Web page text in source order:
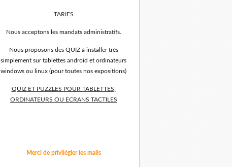
TARIFS
Nous acceptons les mandats administratifs.
Nous proposons des QUIZ à installer très
simplement sur tablettes android et ordinateurs
windows ou linux (pour toutes nos expositions)
QUIZ ET PUZZLES POUR TABLETTES,
ORDINATEURS OU ECRANS TACTILES
Merci de privilégier les mails